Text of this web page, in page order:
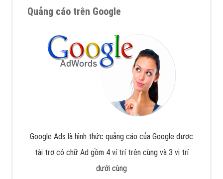
Quảng cáo trên Google
Google Ads là hình thức quảng cáo của Google được
tài trợ có chữ Ad gồm 4 ví trí trên cùng và 3 vị trí
dưới cùng